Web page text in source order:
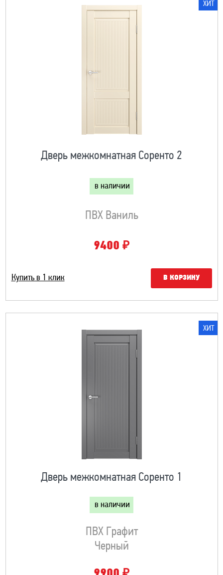
ХИТ
Дверь межкомнатная Соренто 2
в наличии
ПВХ Ваниль
9400 ₽
Купить в 1 клик В КОРЗИНУ
ХИТ
Дверь межкомнатная Соренто 1
в наличии
ПВХ Графит
Черный